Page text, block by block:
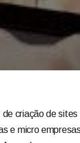
criação de
e micro